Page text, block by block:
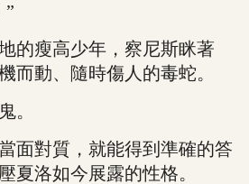
瘦高少年，察尼斯眯著
而動、隨時傷人的毒蛇。
。
對質，就能得到準確的答
夏洛如今展露的性格。